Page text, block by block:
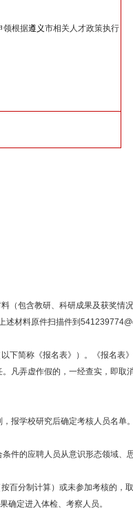
领根据遵义市相关人才政策执行
（包含教研、科研成果及获奖情
述材料原件扫描件到
下简称《报名表》）。《报名表
凡弄虚作假的，一经查实，即取
报学校研究后确定考核人员名单。
件的应聘人员从意识形态领域、
百分制计算）或未参加考核的，
确定进入体检、考察人员。